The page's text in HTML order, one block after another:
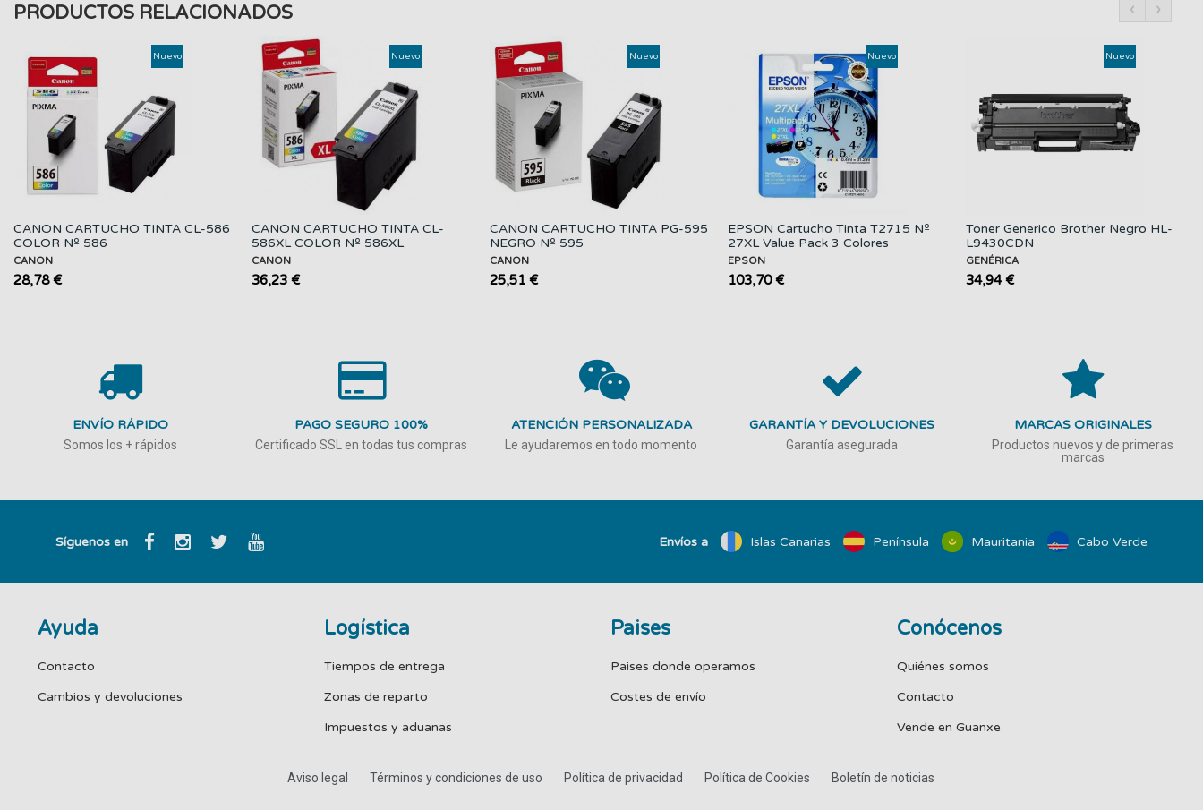
PRODUCTOS RELACIONADOS ‹ ›
Nuevo
CANON CARTUCHO TINTA CL-586
COLOR Nº 586
CANON
28,78 €
Nuevo
CANON CARTUCHO TINTA CL-
586XL COLOR Nº 586XL
CANON
36,23 €
Nuevo
CANON CARTUCHO TINTA PG-595
NEGRO Nº 595
CANON
25,51 €
Nuevo
EPSON Cartucho Tinta T2715 Nº
27XL Value Pack 3 Colores
EPSON
103,70 €
Nuevo
Toner Generico Brother Negro HL-
L9430CDN
GENÉRICA
34,94 €
ENVÍO RÁPIDO
Somos los + rápidos
PAGO SEGURO 100%
Certificado SSL en todas tus compras
ATENCIÓN PERSONALIZADA
Le ayudaremos en todo momento
GARANTÍA Y DEVOLUCIONES
Garantía asegurada
MARCAS ORIGINALES
Productos nuevos y de primeras
marcas
Síguenos en Envíos a Islas Canarias Península Mauritania Cabo Verde
Ayuda
Contacto
Cambios y devoluciones
Logística
Tiempos de entrega
Zonas de reparto
Impuestos y aduanas
Paises
Paises donde operamos
Costes de envío
Conócenos
Quiénes somos
Contacto
Vende en Guanxe
Aviso legal Términos y condiciones de uso Política de privacidad Política de Cookies Boletín de noticias